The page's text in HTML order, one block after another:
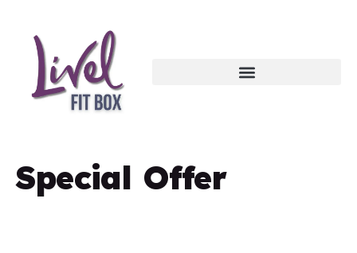
Special Offer